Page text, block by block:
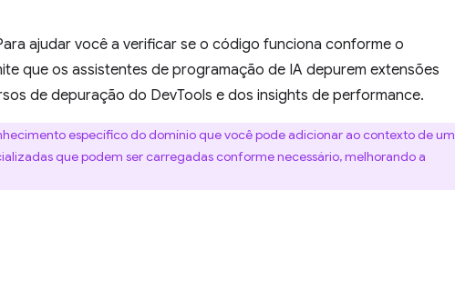
ajudar você a verificar se o código funciona conforme o
que os assistentes de programação de IA depurem extensões
de depuração do DevTools e dos insights de performance.
específico do domínio que você pode adicionar ao contexto de um
que podem ser carregadas conforme necessário, melhorando a